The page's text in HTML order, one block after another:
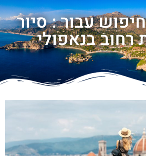
עבור : סיור
רחוב בנאפולי